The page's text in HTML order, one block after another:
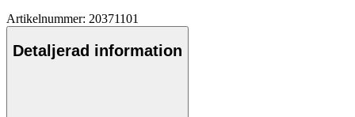
Artikelnummer: 20371101
Detaljerad information